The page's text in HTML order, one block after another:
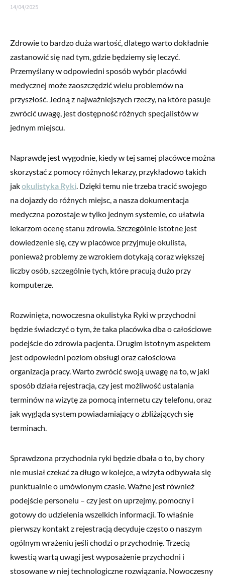
14/04/2025
Zdrowie to bardzo duża wartość, dlatego warto dokładnie
zastanowić się nad tym, gdzie będziemy się leczyć.
Przemyślany w odpowiedni sposób wybór placówki
medycznej może zaoszczędzić wielu problemów na
przyszłość. Jedną z najważniejszych rzeczy, na które pasuje
zwrócić uwagę, jest dostępność różnych specjalistów w
jednym miejscu.
Naprawdę jest wygodnie, kiedy w tej samej placówce można
skorzystać z pomocy różnych lekarzy, przykładowo takich
jakokulistyka Ryki . Dzięki temu nie trzeba tracić swojego
na dojazdy do różnych miejsc, a nasza dokumentacja
medyczna pozostaje w tylko jednym systemie, co ułatwia
lekarzom ocenę stanu zdrowia. Szczególnie istotne jest
dowiedzenie się, czy w placówce przyjmuje okulista,
ponieważ problemy ze wzrokiem dotykają coraz większej
liczby osób, szczególnie tych, które pracują dużo przy
komputerze.
Rozwinięta, nowoczesna okulistyka Ryki w przychodni
będzie świadczyć o tym, że taka placówka dba o całościowe
podejście do zdrowia pacjenta. Drugim istotnym aspektem
jest odpowiedni poziom obsługi oraz całościowa
organizacja pracy. Warto zwrócić swoją uwagę na to, w jaki
sposób działa rejestracja, czy jest możliwość ustalania
terminów na wizytę za pomocą internetu czy telefonu, oraz
jak wygląda system powiadamiający o zbliżających się
terminach.
Sprawdzona przychodnia ryki będzie dbała o to, by chory
nie musiał czekać za długo w kolejce, a wizyta odbywała się
punktualnie o umówionym czasie. Ważne jest również
podejście personelu – czy jest on uprzejmy, pomocny i
gotowy do udzielenia wszelkich informacji. To właśnie
pierwszy kontakt z rejestracją decyduje często o naszym
ogólnym wrażeniu jeśli chodzi o przychodnię. Trzecią
kwestią wartą uwagi jest wyposażenie przychodni i
stosowane w niej technologiczne rozwiązania. Nowoczesny